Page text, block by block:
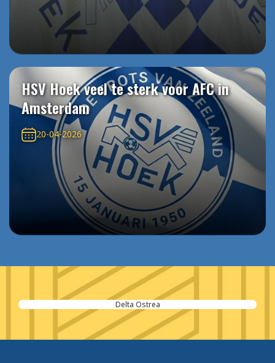
HSV Hoek veel te sterk voor AFC in
Amsterdam
20-04-2026
Delta Ostrea